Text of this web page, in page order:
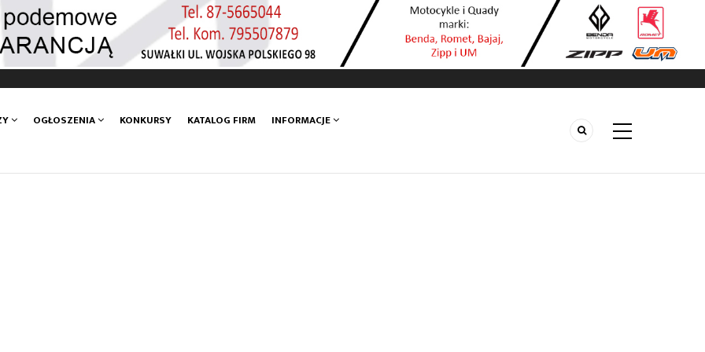
OGŁOSZENIA KONKURSY KATALOG FIRM INFORMACJE